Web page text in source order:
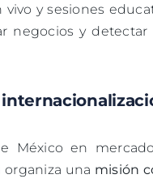
y sesiones
negocios y
México en
organiza una misión